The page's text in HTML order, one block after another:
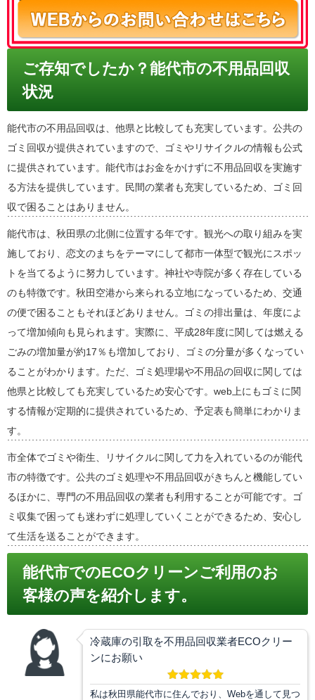
ご存知でしたか？能代市の不用品回収
状況
能代市の不用品回収は、他県と比較しても充実しています。公共の
ゴミ回収が提供されていますので、ゴミやリサイクルの情報も公式
に提供されています。能代市はお金をかけずに不用品回収を実施す
る方法を提供しています。民間の業者も充実しているため、ゴミ回
収で困ることはありません。
能代市は、秋田県の北側に位置する年です。観光への取り組みを実
施しており、恋文のまちをテーマにして都市一体型で観光にスポッ
トを当てるように努力しています。神社や寺院が多く存在している
のも特徴です。秋田空港から来られる立地になっているため、交通
の便で困ることもそれほどありません。ゴミの排出量は、年度によ
って増加傾向も見られます。実際に、平成28年度に関しては燃える
ごみの増加量が約17％も増加しており、ゴミの分量が多くなってい
ることがわかります。ただ、ゴミ処理場や不用品の回収に関しては
他県と比較しても充実しているため安心です。web上にもゴミに関
する情報が定期的に提供されているため、予定表も簡単にわかりま
す。
市全体でゴミや衛生、リサイクルに関して力を入れているのが能代
市の特徴です。公共のゴミ処理や不用品回収がきちんと機能してい
るほかに、専門の不用品回収の業者も利用することが可能です。ゴ
ミ収集で困っても迷わずに処理していくことができるため、安心し
て生活を送ることができます。
能代市でのECOクリーンご利用のお
客様の声を紹介します。
冷蔵庫の引取を不用品回収業者ECOクリー
ンにお願い
私は秋田県能代市に住んでおり、Webを通して見つ